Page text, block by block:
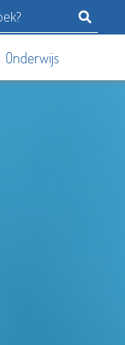
Onderwijs